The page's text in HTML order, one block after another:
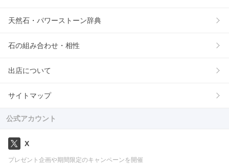
天然石・パワーストーン辞典
石の組み合わせ・相性
出店について
サイトマップ
公式アカウント
X
プレゼント企画や期間限定のキャンペーンを開催